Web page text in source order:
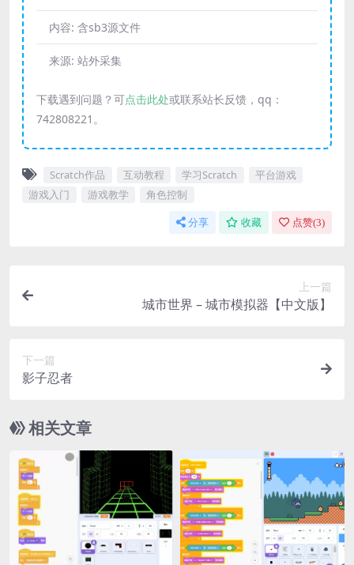
内容: 含sb3源文件
来源: 站外采集
下载遇到问题？可点击此处或联系站长反馈，qq：
742808221。
Scratch作品 互动教程 学习Scratch
平台游戏
游戏入门
游戏教学 角色控制
分享 收藏 点赞(3)
上一篇
城市世界 – 城市模拟器【中文版】
下一篇
影子忍者
相关文章